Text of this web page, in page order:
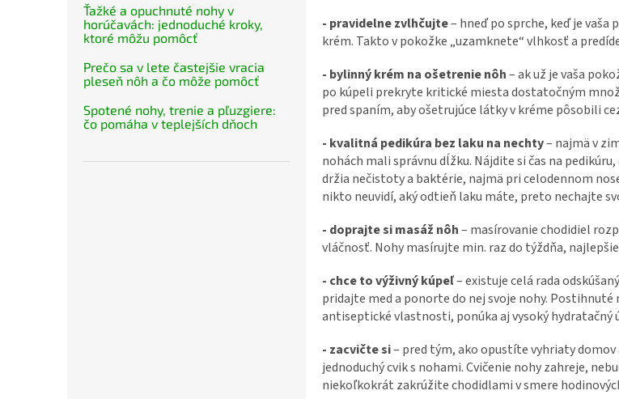
Ťažké a opuchnuté nohy v
horúčavách: jednoduché kroky,
ktoré môžu pomôcť
Prečo sa v lete častejšie vracia
pleseň nôh a čo môže pomôcť
Spotené nohy, trenie a pľuzgiere:
čo pomáha v teplejších dňoch
- pravidelne zvlhčujte– hneď po sprche, keď je
krém. Takto v pokožke „uzamknete“ vlhkosť a
- bylinný krém na ošetrenie nôh– ak už je vaša
po kúpeli prekryte kritické miesta dostatočným
pred spaním, aby ošetrujúce látky v kréme pôsobili
- kvalitná pedikúra bez laku na nechty– najmä v
nohách mali správnu dĺžku. Nájdite si čas na
držia nečistoty a baktérie, najmä pri celodennom
nikto neuvidí, aký odtieň laku máte, preto nechajte
- doprajte si masáž nôh– masírovanie chodidiel
vláčnosť. Nohy masírujte min. raz do týždňa,
- chce to výživný kúpeľ– existuje celá rada
pridajte med a ponorte do nej svoje nohy.
antiseptické vlastnosti, ponúka aj vysoký hydratačný
- zacvičte si– pred tým, ako opustíte vyhriaty domov
jednoduchý cvik s nohami. Cvičenie nohy zahreje,
niekoľkokrát zakrúžite chodidlami v smere